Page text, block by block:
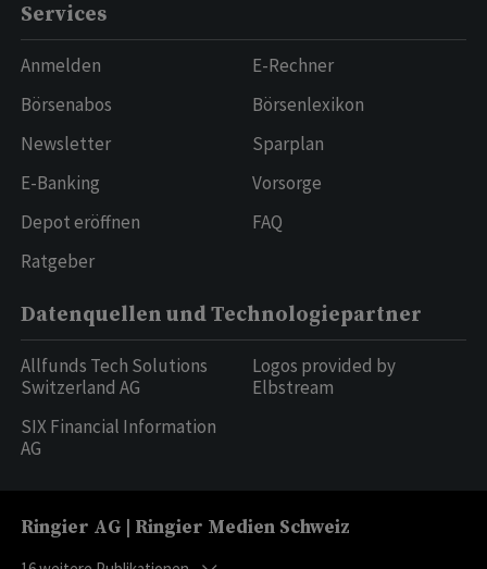
Services
Anmelden
Börsenabos
Newsletter
E-Banking
Depot eröffnen
Ratgeber
E-Rechner
Börsenlexikon
Sparplan
Vorsorge
FAQ
Datenquellen und Technologiepartner
Allfunds Tech Solutions
Switzerland AG
SIX Financial Information
AG
Logos provided by
Elbstream
Ringier AG | Ringier Medien Schweiz